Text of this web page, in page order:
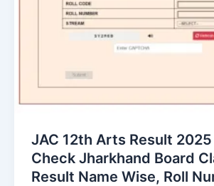
JAC 12th Arts Result 2025
Check Jharkhand Board
Result Name Wise, Roll